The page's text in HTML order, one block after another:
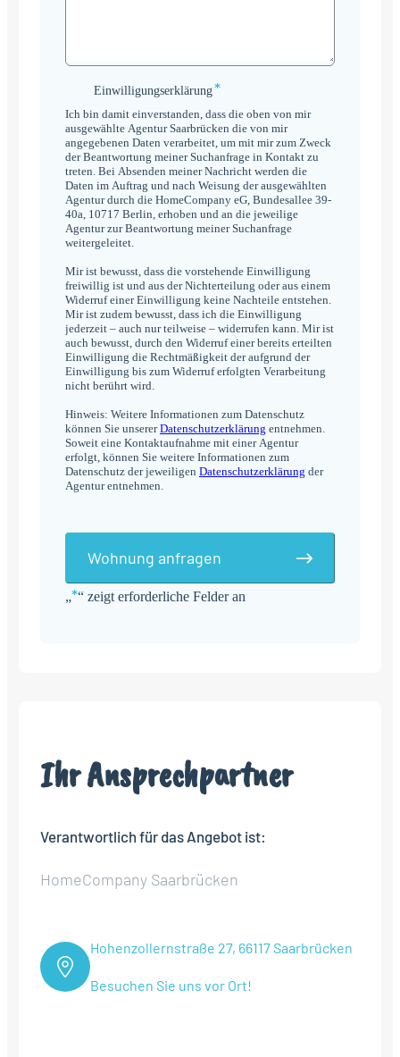
„*“ zeigt erforderliche Felder an
Einwilligungserklärung
Einwilligungserklärung*
Ich bin damit einverstanden, dass die oben von mir
ausgewählte Agentur Saarbrücken die von mir
angegebenen Daten verarbeitet, um mit mir zum Zweck
der Beantwortung meiner Suchanfrage in Kontakt zu
treten. Bei Absenden meiner Nachricht werden die
Daten im Auftrag und nach Weisung der ausgewählten
Agentur durch die HomeCompany eG, Bundesallee 39-
40a, 10717 Berlin, erhoben und an die jeweilige
Agentur zur Beantwortung meiner Suchanfrage
weitergeleitet.
Mir ist bewusst, dass die vorstehende Einwilligung
freiwillig ist und aus der Nichterteilung oder aus einem
Widerruf einer Einwilligung keine Nachteile entstehen.
Mir ist zudem bewusst, dass ich die Einwilligung
jederzeit – auch nur teilweise – widerrufen kann. Mir ist
auch bewusst, durch den Widerruf einer bereits erteilten
Einwilligung die Rechtmäßigkeit der aufgrund der
Einwilligung bis zum Widerruf erfolgten Verarbeitung
nicht berührt wird.
Hinweis: Weitere Informationen zum Datenschutz
können Sie unsererDatenschutzerklärung entnehmen.
Soweit eine Kontaktaufnahme mit einer Agentur
erfolgt, können Sie weitere Informationen zum
Datenschutz der jeweiligen Datenschutzerklärung der
Agentur entnehmen.
Wohnung anfragen
Ihr Ansprechpartner
Verantwortlich für das Angebot ist:
HomeCompany Saarbrücken
Hohenzollernstraße 27, 66117 Saarbrücken
Besuchen Sie uns vor Ort!